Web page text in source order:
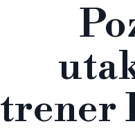
trener